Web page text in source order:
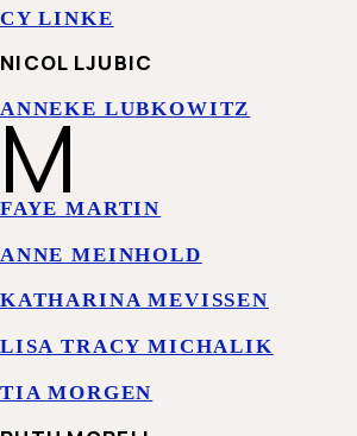
CY LINKE
NICOL LJUBIC
ANNEKE LUBKOWITZ
M
FAYE MARTIN
ANNE MEINHOLD
KATHARINA MEVISSEN
LISA TRACY MICHALIK
TIA MORGEN